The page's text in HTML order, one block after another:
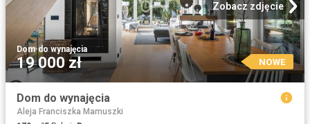
Zobacz zdjęcie
Dom·do wynajęcia
19 000 zł NOWE
Dom do wynajęcia
Aleja Franciszka Mamuszki